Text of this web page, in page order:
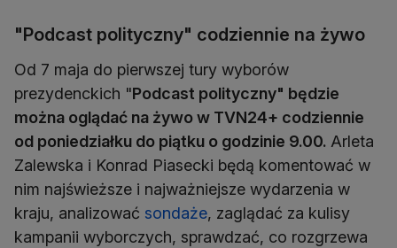
"Podcast polityczny" codziennie na żywo
Od 7 maja do pierwszej tury wyborów
prezydenckich "Podcast polityczny" będzie
można oglądać na żywo w TVN24+ codziennie
od poniedziałku do piątku o godzinie 9.00. Arleta
Zalewska i Konrad Piasecki będą komentować w
nim najświeższe i najważniejsze wydarzenia w
kraju, analizować sondaże, zaglądać za kulisy
kampanii wyborczych, sprawdzać, co rozgrzewa